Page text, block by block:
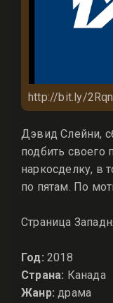
http://bit.ly/
Дэвид Слейни,
подбить своего
наркосделку, в
по пятам. По
Страница
Год: 2018
Страна: Канада
Жанр: драма